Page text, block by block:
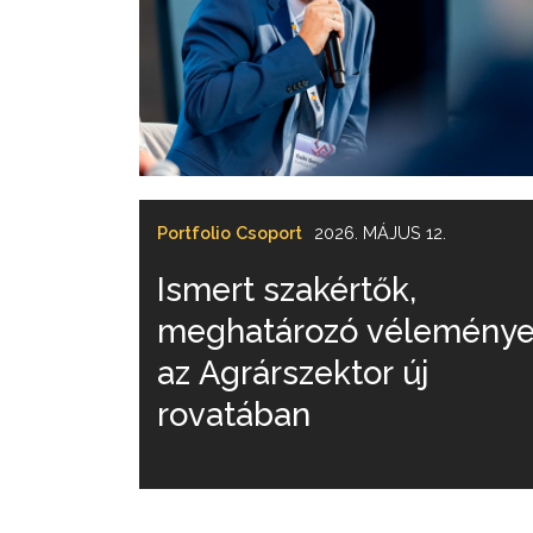
Portfolio Csoport 2026. MÁJUS 12.
Ismert szakértők,
meghatározó
az Agrárszektor új
rovatában